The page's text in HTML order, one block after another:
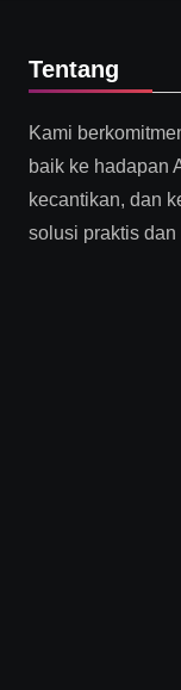
Tentang
Kami
baik ke hadapan
kecantikan, dan
solusi praktis